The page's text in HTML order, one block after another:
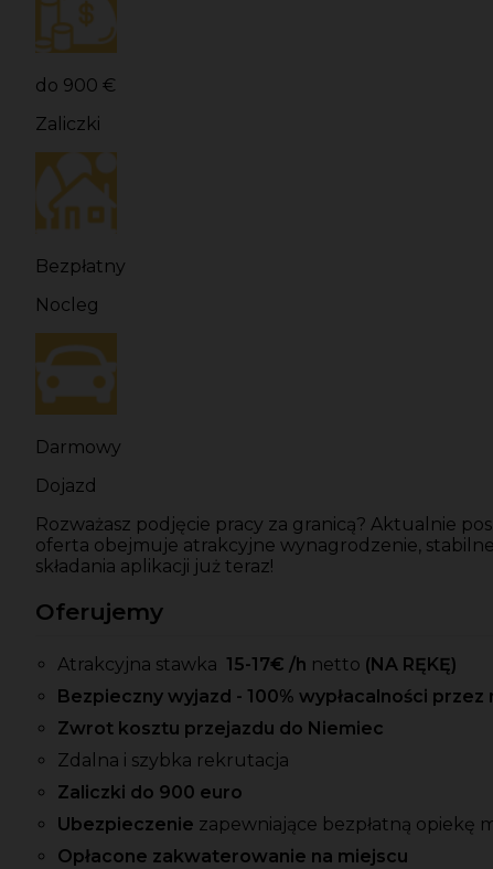
do 900 €
Zaliczki
Bezpłatny
Nocleg
Darmowy
Dojazd
Rozważasz podjęcie pracy za granicą? Aktualnie
oferta obejmuje atrakcyjne wynagrodzenie,
składania aplikacji już teraz!
Oferujemy
Atrakcyjna stawka 15-17€ /h netto (NA RĘKĘ)
Bezpieczny wyjazd - 100% wypłacalności przez
Zwrot kosztu przejazdu do Niemiec
Zdalna i szybka rekrutacja
Zaliczki do 900 euro
Ubezpieczenie zapewniające bezpłatną opiekę
Opłacone zakwaterowanie na miejscu